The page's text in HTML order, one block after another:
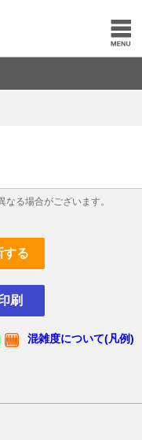
る場合がございます。
する
刷
混雑度について(凡例)